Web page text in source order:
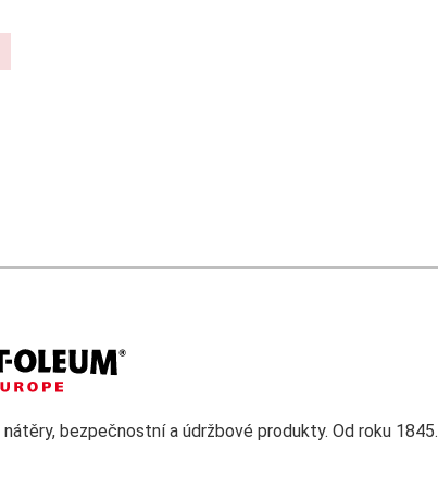
bezpečnostní a údržbové produkty. Od roku 1845.